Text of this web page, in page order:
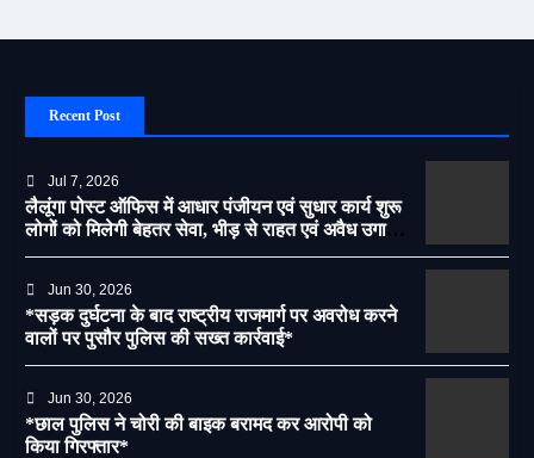
Recent Post
Jul 7, 2026
लैलूंगा पोस्ट ऑफिस में आधार पंजीयन एवं सुधार कार्य शुरू
लोगों को मिलेगी बेहतर सेवा, भीड़ से राहत एवं अवैध उगाही
पर लगेगी रोक
Jun 30, 2026
*सड़क दुर्घटना के बाद राष्ट्रीय राजमार्ग पर अवरोध करने
वालों पर पुसौर पुलिस की सख्त कार्रवाई*
Jun 30, 2026
*छाल पुलिस ने चोरी की बाइक बरामद कर आरोपी को
किया गिरफ्तार*